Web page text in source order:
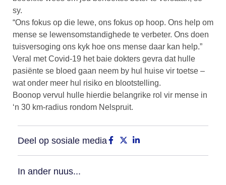
sy.
“Ons fokus op die lewe, ons fokus op hoop. Ons help om
mense se lewensomstandighede te verbeter. Ons doen
tuisversoging ons kyk hoe ons mense daar kan help.”
Veral met Covid-19 het baie dokters gevra dat hulle
pasiënte se bloed gaan neem by hul huise vir toetse –
wat onder meer hul risiko en blootstelling.
Boonop vervul hulle hierdie belangrike rol vir mense in
‘n 30 km-radius rondom Nelspruit.
Deel op sosiale media
In ander nuus...